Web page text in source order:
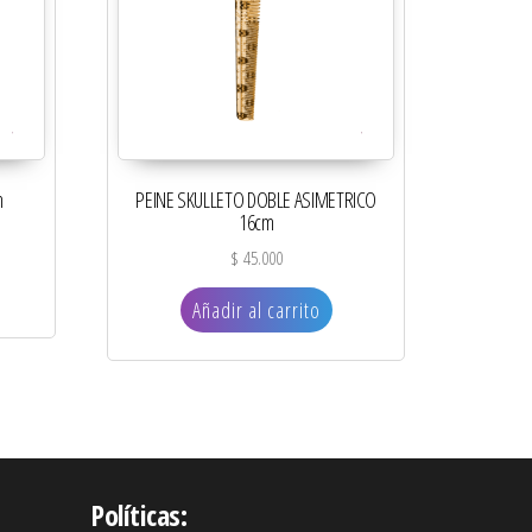
PEINE SKULLETO DOBLE ASIMETRICO
16cm
$ 45.000
Añadir al carrito
Políticas: